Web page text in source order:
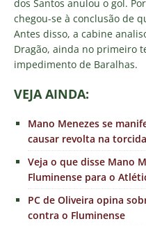
dos Santos anulou o gol.
chegou-se à conclusão de
Antes disso, a cabine
Dragão, ainda no primeiro
impedimento de Baralhas.
VEJA AINDA:
Mano Menezes se
causar revolta na
Veja o que disse Mano
Fluminense para o
PC de Oliveira opina
contra o Fluminense